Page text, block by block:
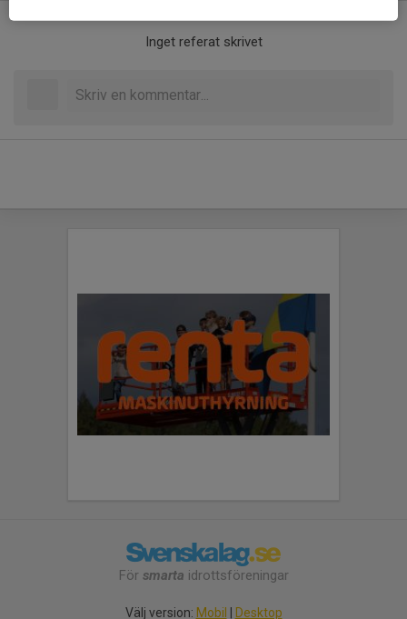
Inget referat skrivet
För smarta idrottsföreningar
Välj version: Mobil Desktop